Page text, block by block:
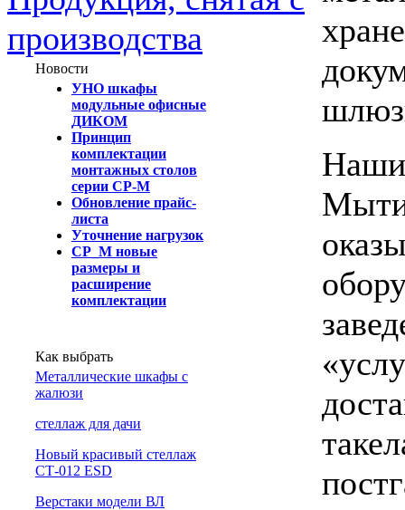
производства
Новости
УНО шкафы
модульные офисные
ДИКОМ
Принцип
комплектации
монтажных столов
серии СР-М
Обновление прайс-
листа
Уточнение нагрузок
СР_М новые
размеры и
расширение
комплектации
Как выбрать
Металлические шкафы с
жалюзи
cтеллаж для дачи
Новый красивый стеллаж
СТ-012 ESD
Верстаки модели ВЛ
Наши